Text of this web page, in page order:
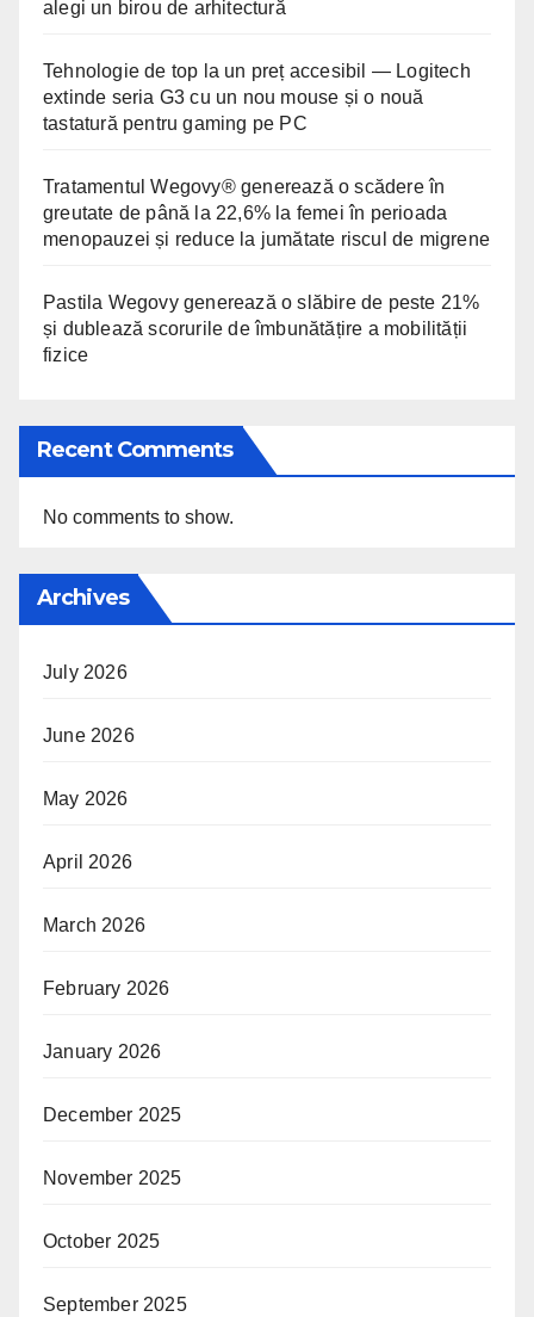
alegi un birou de arhitectură
Tehnologie de top la un preț accesibil — Logitech
extinde seria G3 cu un nou mouse și o nouă
tastatură pentru gaming pe PC
Tratamentul Wegovy® generează o scădere în
greutate de până la 22,6% la femei în perioada
menopauzei și reduce la jumătate riscul de migrene
Pastila Wegovy generează o slăbire de peste 21%
și dublează scorurile de îmbunătățire a mobilității
fizice
Recent Comments
No comments to show.
Archives
July 2026
June 2026
May 2026
April 2026
March 2026
February 2026
January 2026
December 2025
November 2025
October 2025
September 2025